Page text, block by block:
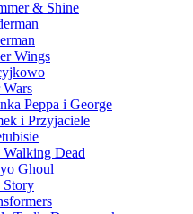
& Shine
Wings
Wars
Peppa i George
i Przyjaciele
Walking Dead
Ghoul
Story